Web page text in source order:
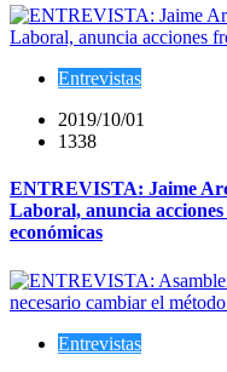
Entrevistas
2019/10/01
1338
ENTREVISTA: Jaime
Laboral, anuncia
económicas
Entrevistas